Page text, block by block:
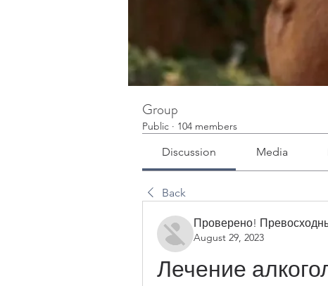
Group
Public · 104 members
Discussion Media
Back
Проверено!
August 29, 2023
Лечение